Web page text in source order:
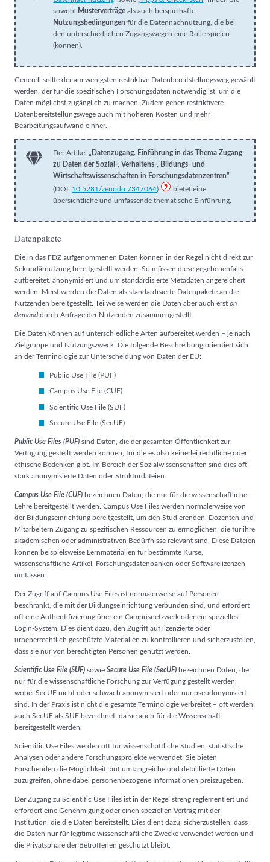
sowohl
Musterverträgeals auch beispielhafte
Nutzungsbedingungenfür die Datennachnutzung, die bei
den unterschiedlichen Zugangswegen eine Rolle spielen
(können).
Generell sollte der am wenigsten restriktive Datenbereitstellungsweg gewählt
werden, der für die spezifischen Forschungsdaten notwendig ist, um die
Daten möglichst zugänglich zu machen. Zudem gehen restriktivere
Datenbereitstellungswege auch mit höheren Kosten und mehr
Bearbeitungsaufwand einher.
Der Artikel„Datenzugang. Einführung in das Thema Zugang
zu Daten der Sozial-, Verhaltens-, Bildungs- und
Wirtschaftswissenschaften in Forschungsdatenzentren“
(DOI: 10.5281/zenodo.7347064)
bietet eine
übersichtliche und umfassende thematische Einführung.
Datenpakete
Die in das FDZ aufgenommenen Daten können in der Regel nicht direkt zur
Sekundärnutzung bereitgestellt werden. So müssen diese gegebenenfalls
aufbereitet, anonymisiert und um standardisierte Metadaten angereichert
werden. Meist werden die Daten als standardisierte Datenpakete an die
Nutzenden bereitgestellt. Teilweise werden die Daten aber auch erst on
demand durch Anfrage der Nutzenden zusammengestellt.
Die Daten können auf unterschiedliche Arten aufbereitet werden – je nach
Zielgruppe und Nutzungszweck. Die folgende Beschreibung orientiert sich
an der Terminologie zur Unterscheidung von Daten der EU:
Public Use File (PUF)
Campus Use File (CUF)
Scientific Use File (SUF)
Secure Use File (SecUF)
Public Use Files (PUF) sind Daten, die der gesamten Öffentlichkeit zur
Verfügung gestellt werden können, für die es also keinerlei rechtliche oder
ethische Bedenken gibt. Im Bereich der Sozialwissenschaften sind dies oft
stark anonymisierte Daten oder Strukturdateien.
Campus Use File (CUF) bezeichnen Daten, die nur für die wissenschaftliche
Lehre bereitgestellt werden. Campus Use Files werden normalerweise von
der Bildungseinrichtung bereitgestellt, um den Studierenden, Dozenten und
Mitarbeitern Zugang zu spezifischen Ressourcen zu ermöglichen, die für ihre
akademischen oder administrativen Bedürfnisse relevant sind. Diese Dateien
können beispielsweise Lernmaterialien für bestimmte Kurse,
wissenschaftliche Artikel, Forschungsdatenbanken oder Softwarelizenzen
umfassen.
Der Zugriff auf Campus Use Files ist normalerweise auf Personen
beschränkt, die mit der Bildungseinrichtung verbunden sind, und erfordert
oft eine Authentifizierung über ein Campusnetzwerk oder ein spezielles
Login-System. Dies dient dazu, den Zugriff auf lizenzierte oder
urheberrechtlich geschützte Materialien zu kontrollieren und sicherzustellen,
dass sie nur von berechtigten Personen genutzt werden.
Scientific Use File (SUF) sowie Secure Use File (SecUF) bezeichnen Daten, die
nur für die wissenschaftliche Forschung zur Verfügung gestellt werden,
wobei SecUF nicht oder schwach anonymisiert oder nur pseudonymisiert
sind. In der Praxis ist nicht die gesamte Terminologie verbreitet – oft werden
auch SecUF als SUF bezeichnet, da sie auch für die Wissenschaft
bereitgestellt werden.
Scientific Use Files werden oft für wissenschaftliche Studien, statistische
Analysen oder andere Forschungsprojekte verwendet. Sie bieten
Forschenden die Möglichkeit, auf umfangreiche und detaillierte Daten
zuzugreifen, ohne dabei personenbezogene Informationen preiszugeben.
Der Zugang zu Scientific Use Files ist in der Regel streng reglementiert und
erfordert eine Genehmigung oder einen speziellen Vertrag mit der
Institution, die die Daten bereitstellt. Dies dient dazu, sicherzustellen, dass
die Daten nur für legitime wissenschaftliche Zwecke verwendet werden und
die Privatsphäre der Betroffenen geschützt bleibt.